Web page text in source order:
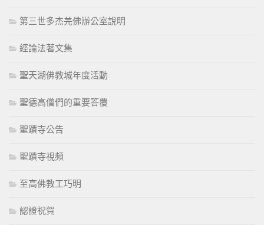
第三世多杰羌佛辦公室說明
經論法著文集
聖天湖佛教城年度活動
聖德高僧們的重要答覆
聖蹟寺公告
聖蹟寺視頻
至高佛教工巧明
認證祝賀